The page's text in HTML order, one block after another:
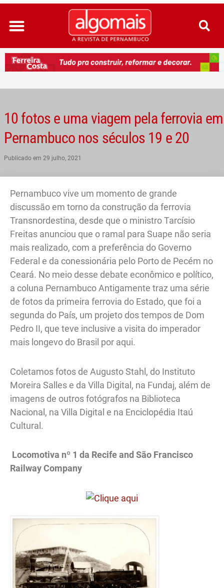
Ir
para
conteúdo
10 fotos e uma viagem pela ferrovia em
Pernambuco nos séculos 19 e 20
Publicado em 29 julho, 2021
Pernambuco vive um momento de grande
discussão em torno da construção da ferrovia
Transnordestina, desde que o ministro Tarcísio
Freitas anunciou que o ramal para Suape não seria
mais realizado, com a preferência do Governo
Federal e da conessionária pelo Porto de Pecém no
Ceará. No meio desse debate econômico e político,
a coluna Pernambuco Antigamente traz uma série
de fotos da primeira ferrovia do Estado, que foi a
segunda do País, um projeto dos tempos de Dom
Pedro II, que teve inclusive a visita do imperador
mais longevo do Brasil por aqui.
Coletamos fotos de Augusto Stahl, do Instituto
Moreira Salles e da Villa Digital, na Fundaj, além de
imagens de outros fotógrafos na Biblioteca
Nacional, na Villa Digital e na Enciclopédia Itaú
Cultural.
Locomotiva nº 1 da Recife and São Francisco
Railway Company